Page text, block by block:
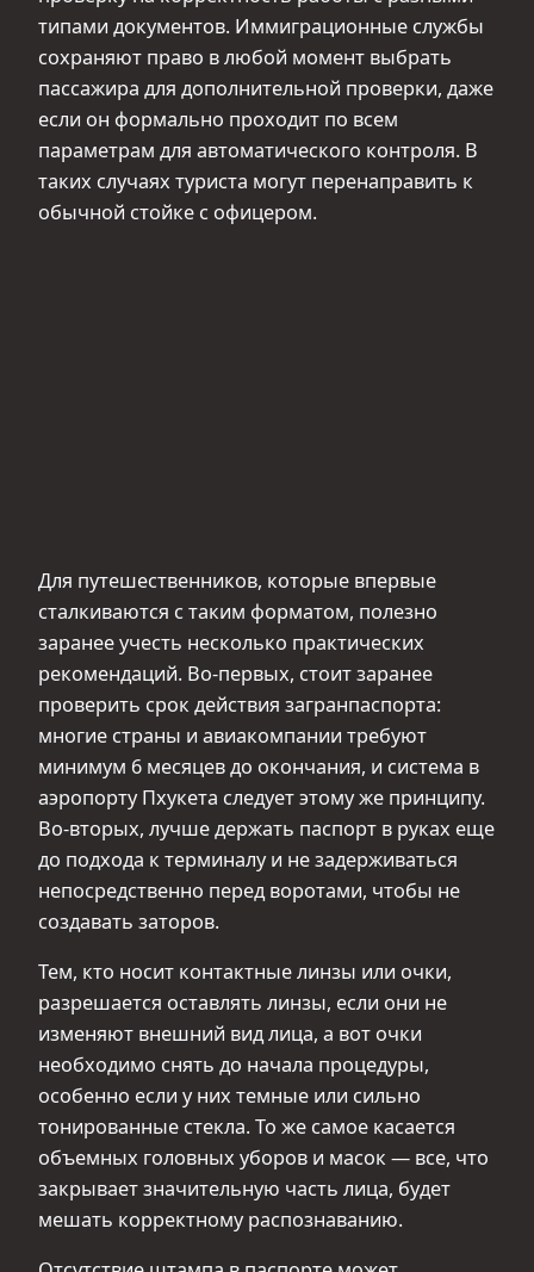
типами документов. Иммиграционные службы
сохраняют право в любой момент выбрать
пассажира для дополнительной проверки, даже
если он формально проходит по всем
параметрам для автоматического контроля. В
таких случаях туриста могут перенаправить к
обычной стойке с офицером.
Для путешественников, которые впервые
сталкиваются с таким форматом, полезно
заранее учесть несколько практических
рекомендаций. Во‑первых, стоит заранее
проверить срок действия загранпаспорта:
многие страны и авиакомпании требуют
минимум 6 месяцев до окончания, и система в
аэропорту Пхукета следует этому же принципу.
Во‑вторых, лучше держать паспорт в руках еще
до подхода к терминалу и не задерживаться
непосредственно перед воротами, чтобы не
создавать заторов.
Тем, кто носит контактные линзы или очки,
разрешается оставлять линзы, если они не
изменяют внешний вид лица, а вот очки
необходимо снять до начала процедуры,
особенно если у них темные или сильно
тонированные стекла. То же самое касается
объемных головных уборов и масок — все, что
закрывает значительную часть лица, будет
мешать корректному распознаванию.